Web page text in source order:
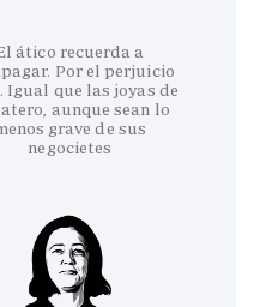
ático recuerda a
Por el perjuicio
Igual que las joyas de
aunque sean lo
grave de sus
negocietes